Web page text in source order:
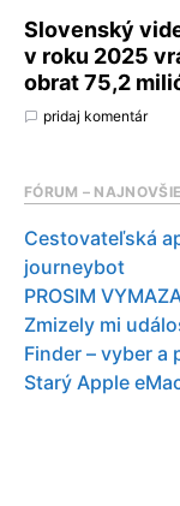
Slovenský
v roku 2025
obrat 75,2
pridaj komentár
FÓRUM –
Cestovateľská
journeybot
PROSIM
Zmizely mi
Finder – vyber
Starý Apple